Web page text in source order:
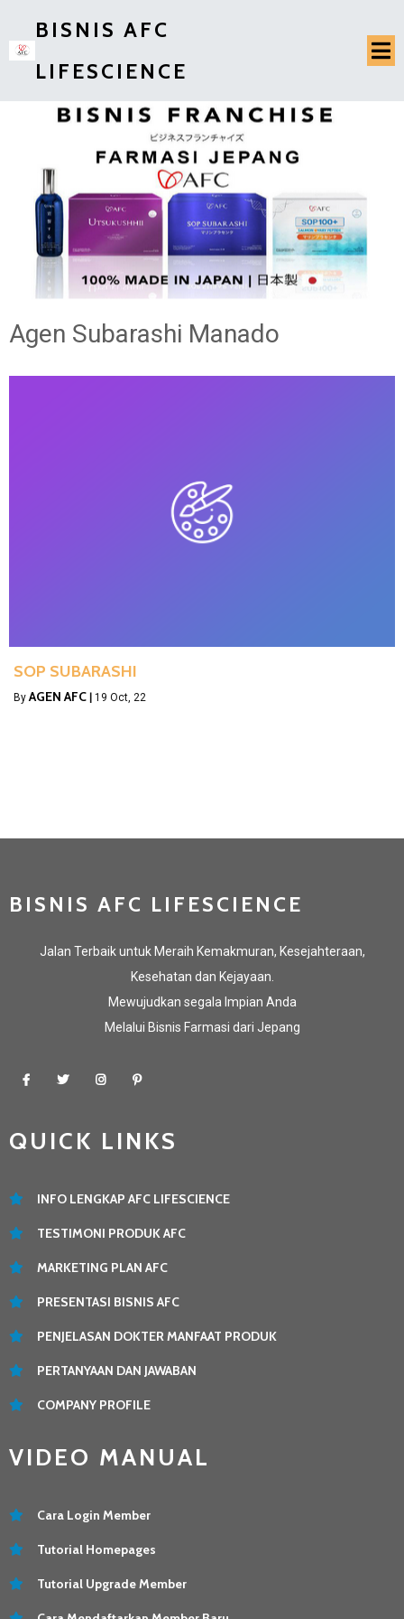
BISNIS AFC
LIFESCIENCE
Agen Subarashi Manado
SOP SUBARASHI
By AGEN AFC | 19 Oct, 22
BISNIS AFC LIFESCIENCE
Jalan Terbaik untuk Meraih Kemakmuran, Kesejahteraan,
Kesehatan dan Kejayaan.
Mewujudkan segala Impian Anda
Melalui Bisnis Farmasi dari Jepang
QUICK LINKS
INFO LENGKAP AFC LIFESCIENCE
TESTIMONI PRODUK AFC
MARKETING PLAN AFC
PRESENTASI BISNIS AFC
PENJELASAN DOKTER MANFAAT PRODUK
PERTANYAAN DAN JAWABAN
COMPANY PROFILE
VIDEO MANUAL
Cara Login Member
Tutorial Homepages
Tutorial Upgrade Member